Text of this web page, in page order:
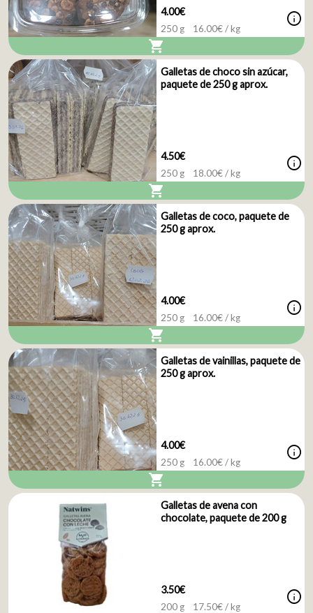
4.00€
250 g 16.00€ / kg info
shopping_cart
Galletas de choco sin azúcar,
paquete de 250 g aprox.
4.50€
250 g 18.00€ / kg info
shopping_cart
Galletas de coco, paquete de
250 g aprox.
4.00€
250 g 16.00€ / kg info
shopping_cart
Galletas de vainillas, paquete de
250 g aprox.
4.00€
250 g 16.00€ / kg info
shopping_cart
Galletas de avena con
chocolate, paquete de 200 g
3.50€
200 g 17.50€ / kg info